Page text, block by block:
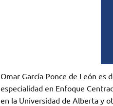
Omar García Ponce de León es
especialidad en Enfoque
en la Universidad de Alberta y